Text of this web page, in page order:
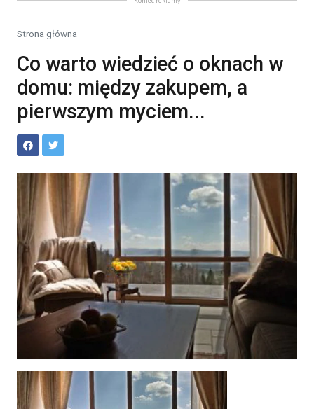
Strona główna
Co warto wiedzieć o oknach w
domu: między zakupem, a
pierwszym myciem...
myciem...